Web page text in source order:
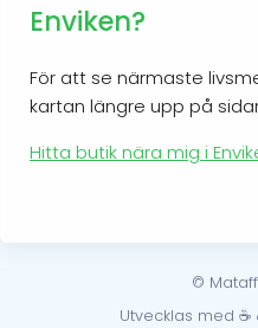
Enviken?
För att se närmaste
kartan längre upp på
Hitta butik nära mig i
©
Utvecklas med